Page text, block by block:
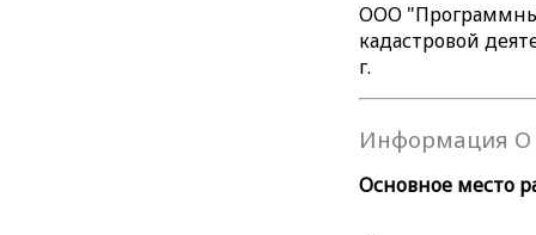
ООО
кадастровой
г.
Информация О
Основное место